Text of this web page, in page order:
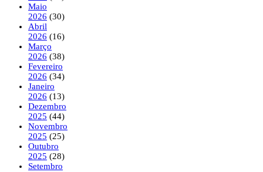
Maio
2026 (30)
Abril
2026 (16)
Março
2026 (38)
Fevereiro
2026 (34)
Janeiro
2026 (13)
Dezembro
2025 (44)
Novembro
2025 (25)
Outubro
2025 (28)
Setembro